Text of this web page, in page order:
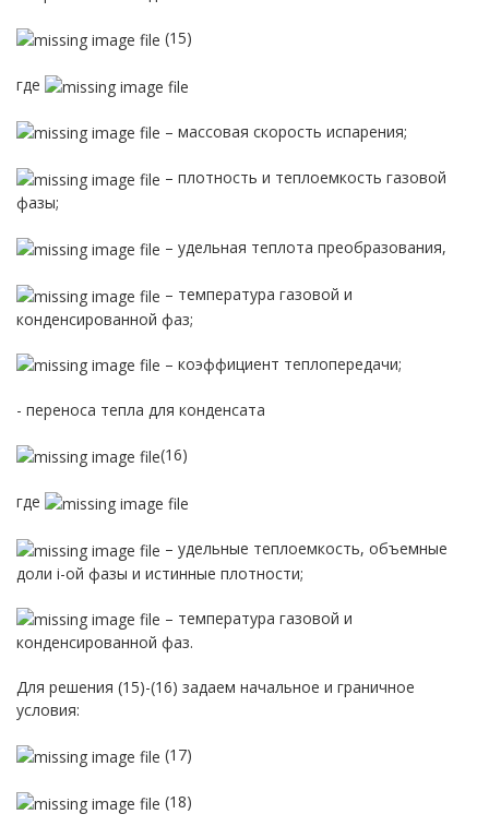
(15)
где
– массовая скорость испарения;
– плотность и теплоемкость газовой
фазы;
– удельная теплота преобразования,
– температура газовой и
конденсированной фаз;
– коэффициент теплопередачи;
- переноса тепла для конденсата
(16)
где
– удельные теплоемкость, объемные
доли i-ой фазы и истинные плотности;
– температура газовой и
конденсированной фаз.
Для решения (15)-(16) задаем начальное и граничное
условия:
(17)
(18)